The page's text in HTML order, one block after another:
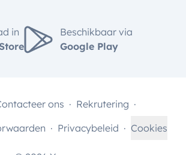
in
Beschikbaar via
Google Play
ons
Rekrutering
Privacybeleid Cookies